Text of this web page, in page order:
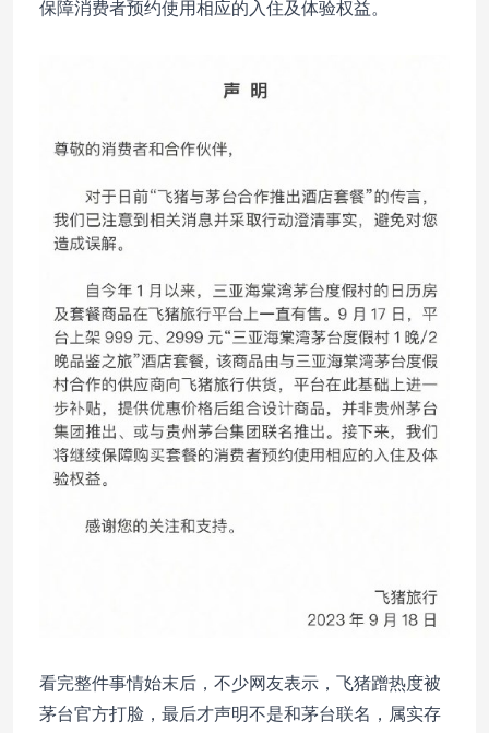
保障消费者预约使用相应的入住及体验权益。
看完整件事情始末后，不少网友表示，飞猪蹭热度被
茅台官方打脸，最后才声明不是和茅台联名，属实存